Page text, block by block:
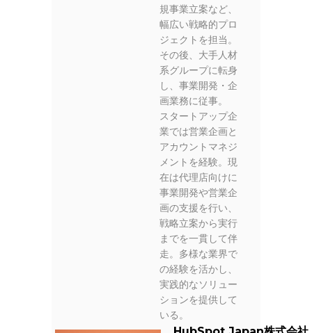
規事業立案など、
幅広い戦略的プロ
ジェクトを担当。
その後、大手人材
系グループに転身
し、事業開発・企
画業務に従事。
スタートアップ企
業では営業企画と
アカウントマネジ
メントを経験。現
在は代理店向けに
事業開発や営業企
画の支援を行い、
戦略立案から実行
までを一貫して伴
走。多様な業界で
の経験を活かし、
実践的なソリュー
ションを提供して
いる。